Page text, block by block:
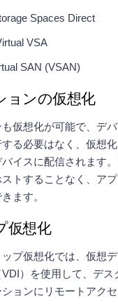
Spaces Direct
VSA
SAN (VSAN)
ョンの仮想化
仮想化が可能で、デ
る必要はなく、仮想
イスに配信されます
トすることなく、ア
ます。
仮想化
プ仮想化では、仮想
）を使用して、デス
ョンにリモートアクセ